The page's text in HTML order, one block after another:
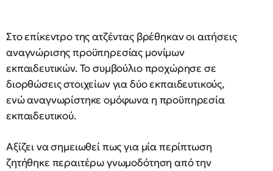
Στο επίκεντρο της ατζέντας βρέθηκαν οι αιτήσεις
αναγνώρισης προϋπηρεσίας μονίμων
εκπαιδευτικών. Το συμβούλιο προχώρησε σε
διορθώσεις στοιχείων για δύο εκπαιδευτικούς,
ενώ αναγνωρίστηκε ομόφωνα η προϋπηρεσία
εκπαιδευτικού.
Αξίζει να σημειωθεί πως για μία περίπτωση
ζητήθηκε περαιτέρω γνωμοδότηση από την